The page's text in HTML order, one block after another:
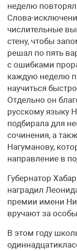
неделю повторял
Слова-
числительные
стену, чтобы
решал по пять
с ошибками
каждую неделю
научиться
Отдельно он
русскому языку
подбирала для
сочинения, а
Нагуманову,
направление в
Губернатор
наградил
премии имени
вручают за
В этом году